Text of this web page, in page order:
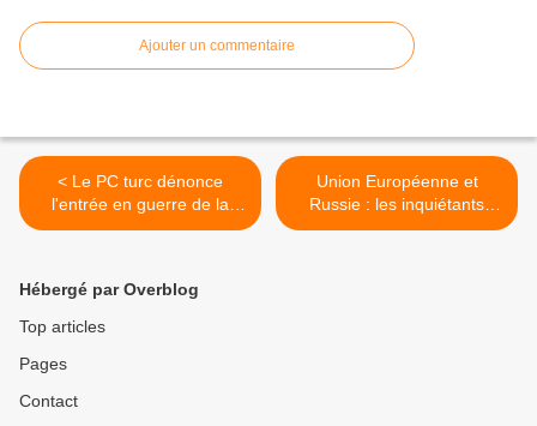
Ajouter un commentaire
< Le PC turc dénonce
l'entrée en guerre de la
Turquie en Syrie
Union Européenne et
Russie : les inquiétants
malentendus de deux
Hébergé par Overblog
Top articles
Pages
Contact